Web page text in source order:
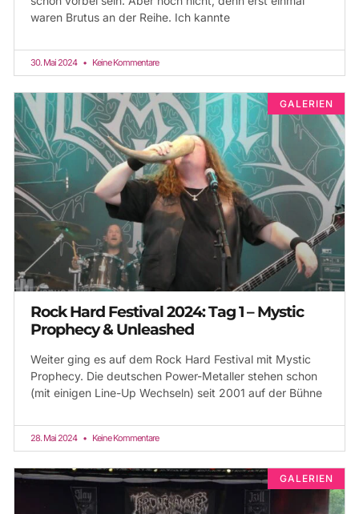
waren Brutus an der Reihe. Ich kannte
30. Mai 2024 Keine Kommentare
GALERIEN
Rock Hard Festival 2024: Tag 1 – Mystic
Prophecy & Unleashed
Weiter ging es auf dem Rock Hard Festival mit Mystic
Prophecy. Die deutschen Power-Metaller stehen schon
(mit einigen Line-Up Wechseln) seit 2001 auf der Bühne
28. Mai 2024 Keine Kommentare
GALERIEN